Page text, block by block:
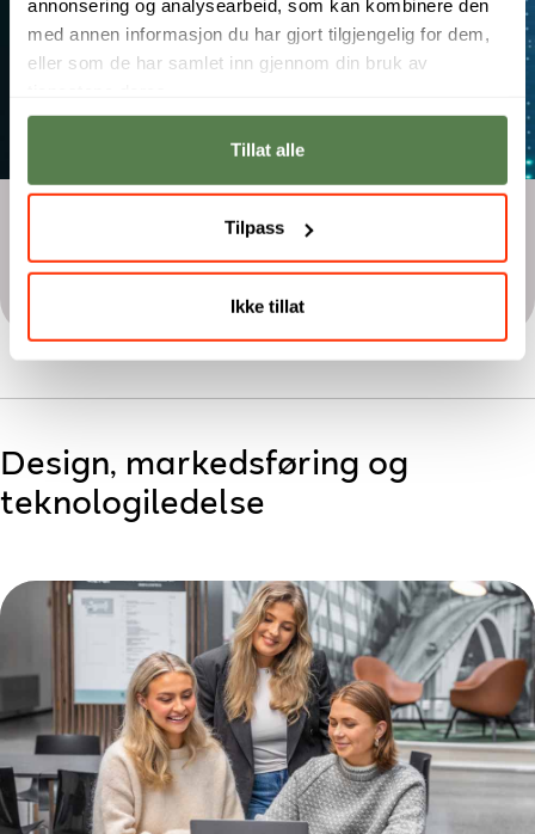
annonsering og analysearbeid, som kan kombinere den
med annen informasjon du har gjort tilgjengelig for dem,
eller som de har samlet inn gjennom din bruk av
Tillat alle
Tilpass
Ikke tillat
Design, markedsføring og
teknologiledelse